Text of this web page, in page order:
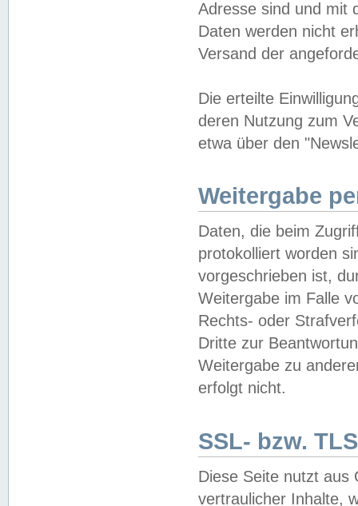
Adresse sind und mit
Daten werden nicht
Versand der
Die erteilte
deren Nutzung zum
etwa über den
Weitergabe
Daten, die beim
protokolliert worden
vorgeschrieben ist,
Weitergabe im Falle
Rechts- oder
Dritte zur
Weitergabe zu
erfolgt nicht.
SSL- bzw.
Diese Seite nutzt aus
vertraulicher Inhalte,